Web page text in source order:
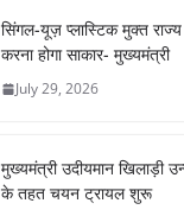
सिंगल-यूज़ प्लास्टिक मुक्त
करना होगा साकार- मुख्यमंत्री
July 29, 2026
मुख्यमंत्री उदीयमान खिलाड़ी
के तहत चयन ट्रायल शुरू